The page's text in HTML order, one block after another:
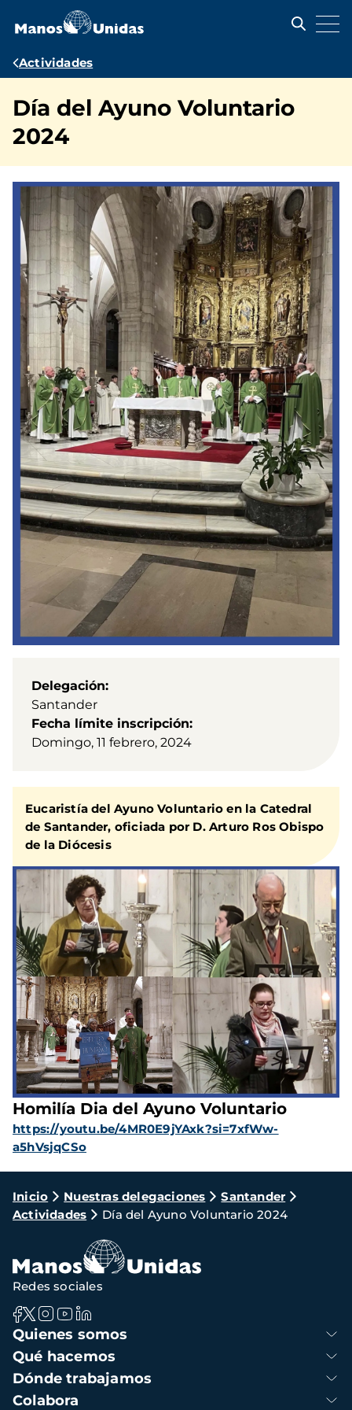
contenido
Ruta
navegación
Actividades
Día del Ayuno Voluntario
2024
Delegación
Santander
Fecha límite inscripción
Domingo, 11 febrero, 2024
Eucaristía del Ayuno Voluntario en la Catedral
de Santander, oficiada por D. Arturo Ros Obispo
de la Diócesis
Homilía Dia del Ayuno Voluntario
https://youtu.be/4MR0E9jYAxk?si=7xfWw-
a5hVsjqCSo
Ruta
de
navegación
Inicio Nuestras delegaciones
Santander
Actividades
Día del Ayuno Voluntario 2024
Navegación
principal
Quienes somos
Qué hacemos
Dónde trabajamos
Colabora
Redes sociales